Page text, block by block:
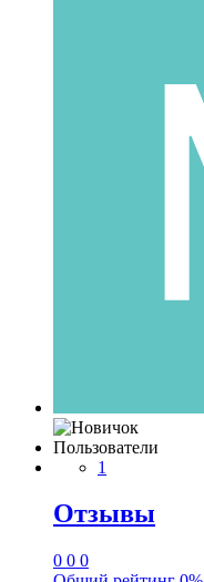
Пользователи
1
Отзывы
0 0 0